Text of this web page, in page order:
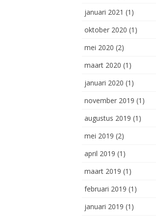
januari 2021 (1)
oktober 2020 (1)
mei 2020 (2)
maart 2020 (1)
januari 2020 (1)
november 2019 (1)
augustus 2019 (1)
mei 2019 (2)
april 2019 (1)
maart 2019 (1)
februari 2019 (1)
januari 2019 (1)